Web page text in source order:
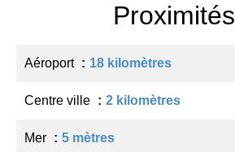
Proximités
Aéroport 18 kilomètres
Centre ville 2 kilomètres
Mer 5 mètres